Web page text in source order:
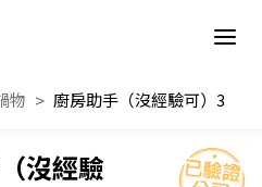
物 廚房助手（沒經驗可）3
沒經驗